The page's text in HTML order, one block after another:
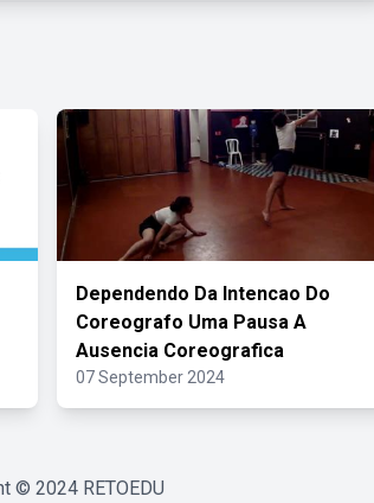
Dependendo Da Intencao Do
Coreografo Uma Pausa A
Ausencia Coreografica
07 September 2024
© 2024 RETOEDU